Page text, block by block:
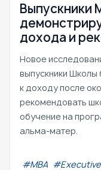
Выпускники
дохода и
Новое
выпускники
к доходу после
рекомендовать
обучение на
альма-матер.
#МВА #Executive